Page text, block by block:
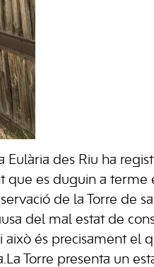
Eulària des Riu ha
que es duguin a terme
de la Torre de
del mal estat de
això és precisament el
Torre presenta un